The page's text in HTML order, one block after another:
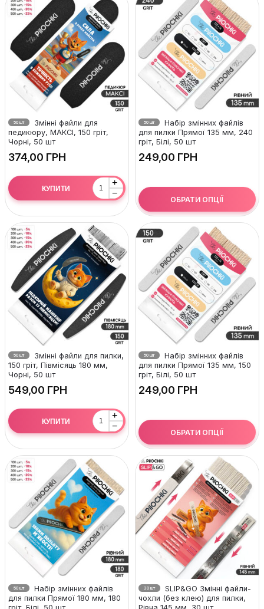
50 шт
Змінні файли для
педикюру, МАКСІ, 150 гріт,
Чорні, 50 шт
ГРН
+
−
КУПИТИ
50 шт
Набір змінних файлів
для пилки Прямої 135 мм, 240
гріт, Білі, 50 шт
ГРН
ОБРАТИ ОПЦІЇ
50 шт
Змінні файли для пилки,
150 гріт, Півмісяць 180 мм,
Чорні, 50 шт
ГРН
+
−
КУПИТИ
50 шт
Набір змінних файлів
для пилки Прямої 135 мм, 150
гріт, Білі, 50 шт
ГРН
ОБРАТИ ОПЦІЇ
50 шт
Набір змінних файлів
для пилки Прямої 180 мм, 180
30 шт
SLIP&GO Змінні файли-
чохли (без клею) для пилки,